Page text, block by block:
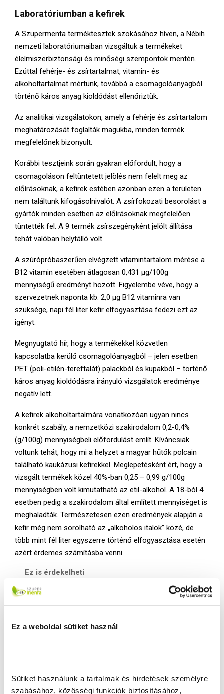
Ez a weboldal sütiket használ
Sütiket használunk a tartalmak és hirdetések személyre
szabásához, közösségi funkciók biztosításához,
Laboratóriumban a kefirek
A Szupermenta terméktesztek szokásához híven, a Nébih
nemzeti laboratóriumaiban vizsgáltuk a termékeket
élelmiszerbiztonsági és minőségi szempontok mentén.
Ezúttal fehérje- és zsírtartalmat, vitamin- és
alkoholtartalmat mértünk, továbbá a csomagolóanyagból
történő káros anyag kioldódást ellenőriztük.
Az analitikai vizsgálatokon, amely a fehérje és zsírtartalom
meghatározását foglalták magukba, minden termék
megfelelőnek bizonyult.
Korábbi tesztjeink során gyakran előfordult, hogy a
csomagoláson feltüntetett jelölés nem felelt meg az
előírásoknak, a kefirek estében azonban ezen a területen
nem találtunk kifogásolnivalót. A zsírfokozati besorolást a
gyártók minden esetben az előírásoknak megfelelően
tüntették fel. A 9 termék zsírszegényként jelölt állítása
tehát valóban helytálló volt.
A szúrópróbaszerűen elvégzett vitamintartalom mérése a
B12 vitamin esetében átlagosan 0,431 µg/100g
mennyiségű eredményt hozott. Figyelembe véve, hogy a
szervezetnek naponta kb. 2,0 µg B12 vitaminra van
szüksége, napi fél liter kefir elfogyasztása fedezi ezt az
igényt.
Megnyugtató hír, hogy a termékekkel közvetlen
kapcsolatba kerülő csomagolóanyagból – jelen esetben
PET (poli-etilén-tereftalát) palackból és kupakból – történő
káros anyag kioldódásra irányuló vizsgálatok eredménye
negatív lett.
A kefirek alkoholtartalmára vonatkozóan ugyan nincs
konkrét szabály, a nemzetközi szakirodalom 0,2-0,4%
(g/100g) mennyiségbeli előfordulást említ. Kíváncsiak
voltunk tehát, hogy mi a helyzet a magyar hűtők polcain
található kaukázusi kefirekkel. Meglepetésként ért, hogy a
vizsgált termékek közel 40%-ban 0,25 – 0,99 g/100g
mennyiségben volt kimutatható az etil-alkohol. A 18-ból 4
esetben pedig a szakirodalom által említett mennyiséget is
meghaladták. Természetesen ezen eredmények alapján a
kefir még nem sorolható az „alkoholos italok” közé, de
több mint fél liter egyszerre történő elfogyasztása esetén
azért érdemes számításba venni.
Ez is érdekelheti
2019.08.14.